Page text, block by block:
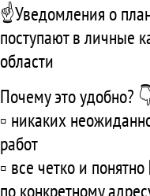
☝️Уведомления о
поступают в личные
области
Почему это удобно?
▫️ никаких
работ
▫️ все четко и
по конкретному